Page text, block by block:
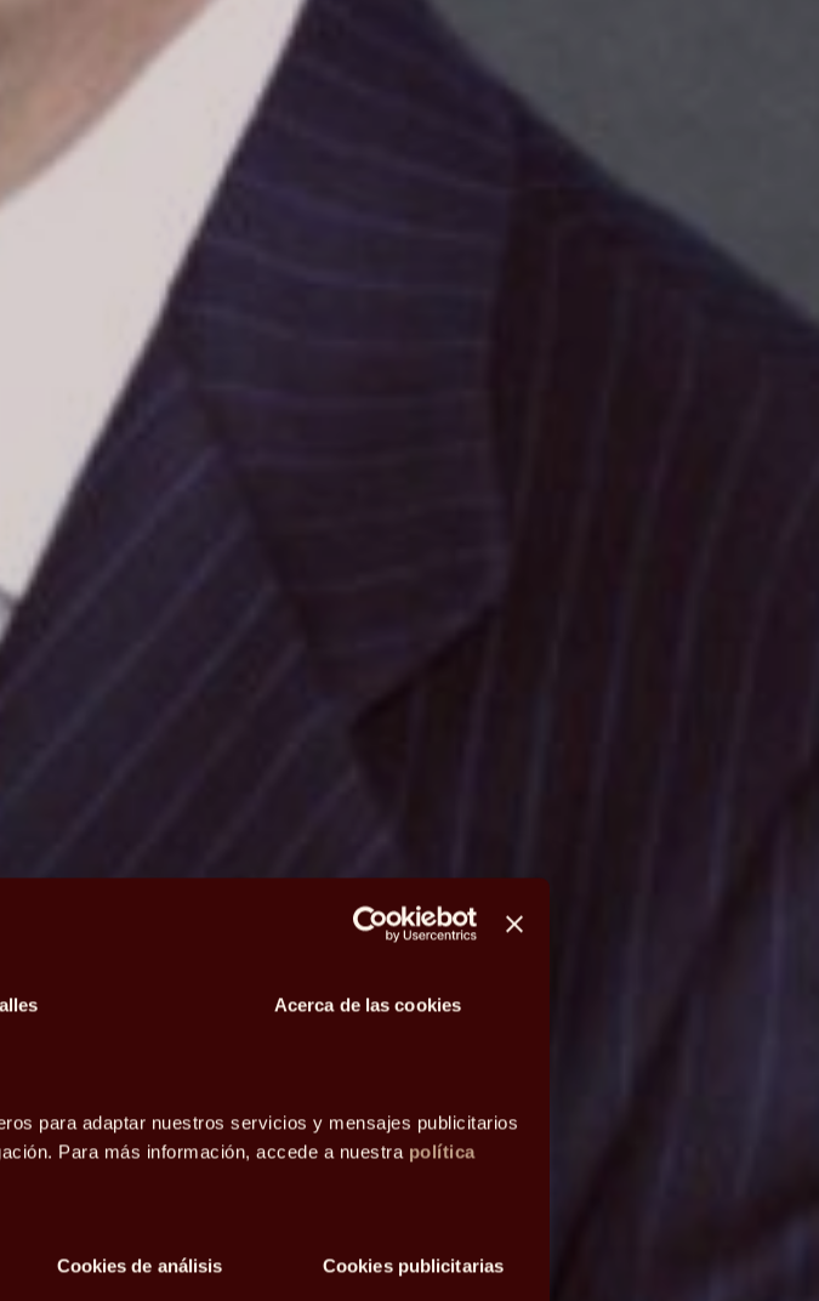
Acerca de las cookies
para adaptar nuestros servicios y mensajes publicitarios
Para más información, accede a nuestra política
Cookies de análisis Cookies publicitarias